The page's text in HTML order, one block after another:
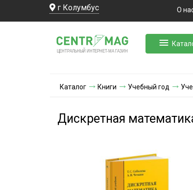
г Колумбус О
ЦЕНТРАЛЬНЫЙ ИНТЕРНЕТ-МА ГАЗИН
Каталог Книги Учебный год
Дискретная